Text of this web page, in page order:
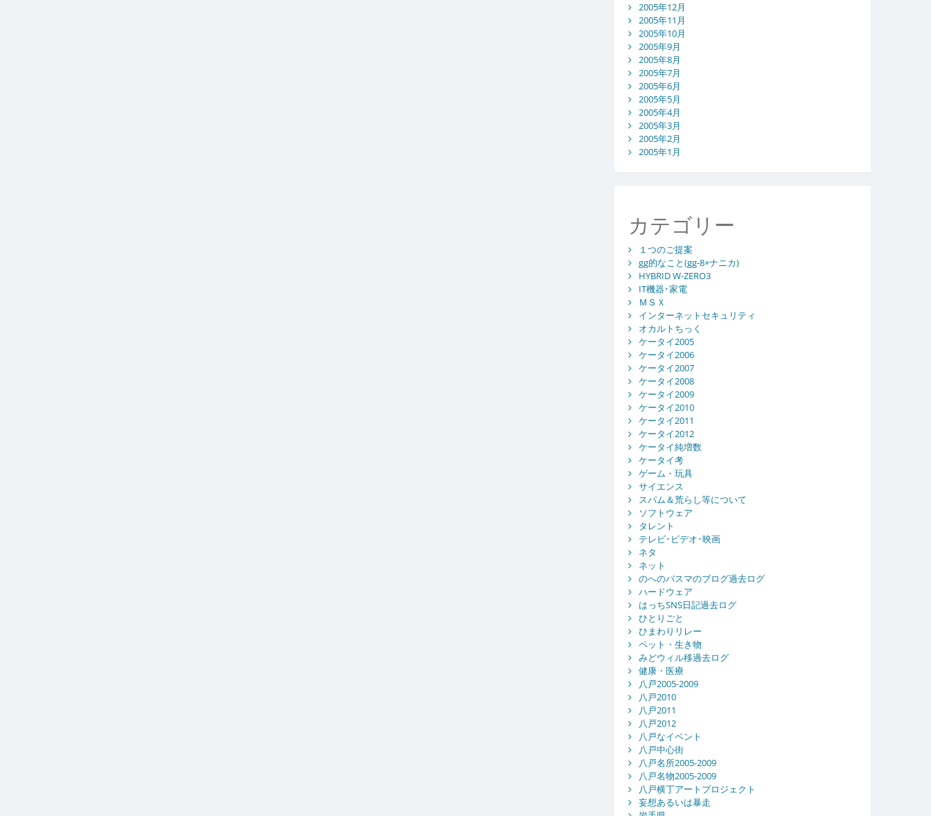
2005年12月
2005年11月
2005年10月
2005年9月
2005年8月
2005年7月
2005年6月
2005年5月
2005年4月
2005年3月
2005年2月
2005年1月
カテゴリー
１つのご提案
gg的なこと(gg-8+ナニカ)
HYBRID W-ZERO3
IT機器･家電
ＭＳＸ
インターネットセキュリティ
オカルトちっく
ケータイ2005
ケータイ2006
ケータイ2007
ケータイ2008
ケータイ2009
ケータイ2010
ケータイ2011
ケータイ2012
ケータイ純増数
ケータイ考
ゲーム・玩具
サイエンス
スパム＆荒らし等について
ソフトウェア
タレント
テレビ･ビデオ･映画
ネタ
ネット
のへのバスマのブログ過去ログ
ハードウェア
はっちSNS日記過去ログ
ひとりごと
ひまわりリレー
ペット・生き物
みどウィル移過去ログ
健康・医療
八戸2005-2009
八戸2010
八戸2011
八戸2012
八戸なイベント
八戸中心街
八戸名所2005-2009
八戸名物2005-2009
八戸横丁アートプロジェクト
妄想あるいは暴走